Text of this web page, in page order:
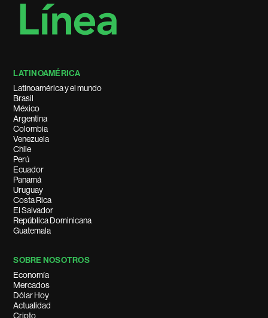
LATINOAMÉRICA
Latinoamérica y el mundo
Brasil
México
Argentina
Colombia
Venezuela
Chile
Perú
Ecuador
Panamá
Uruguay
Costa Rica
El Salvador
República Dominicana
Guatemala
SOBRE NOSOTROS
Economía
Mercados
Dólar Hoy
Actualidad
Cripto